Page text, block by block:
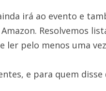
irá ao evento e
Resolvemos
ler pelo menos uma
e para quem